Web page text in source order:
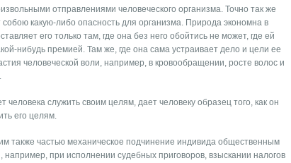
отправлениями человеческого организма. Точно так же
какую-либо опасность для организма. Природа экономна в
его только там, где она без него обойтись не может, где ей
нибудь премией. Там же, где она сама устраивает дело и цели ее
человеческой воли, например, в кровообращении, росте волос и
человека служить своим целям, дает человеку образец того, как он
его целям.
также частью механическое подчинение индивида общественным
при исполнении судебных приговоров, взыскании налогов